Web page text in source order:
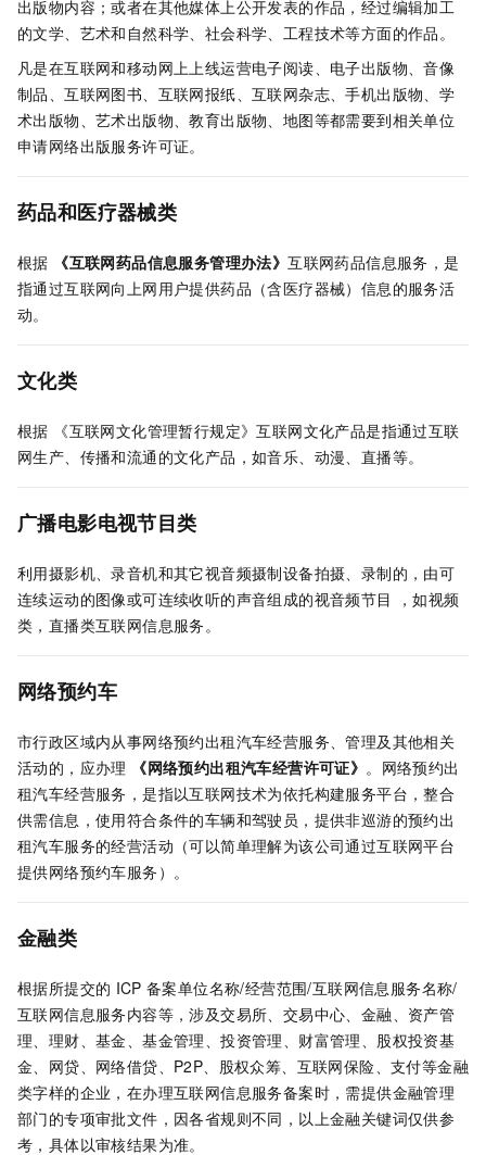
出版物内容；或者在其他媒体上公开发表的作品，经过编辑加工
的文学、艺术和自然科学、社会科学、工程技术等方面的作品。
凡是在互联网和移动网上上线运营电子阅读、电子出版物、音像
制品、互联网图书、互联网报纸、互联网杂志、手机出版物、学
术出版物、艺术出版物、教育出版物、地图等都需要到相关单位
申请网络出版服务许可证。
药品和医疗器械类
根据 《互联网药品信息服务管理办法》互联网药品信息服务，是
指通过互联网向上网用户提供药品（含医疗器械）信息的服务活
动。
文化类
根据 《互联网文化管理暂行规定》互联网文化产品是指通过互联
网生产、传播和流通的文化产品，如音乐、动漫、直播等。
广播电影电视节目类
利用摄影机、录音机和其它视音频摄制设备拍摄、录制的，由可
连续运动的图像或可连续收听的声音组成的视音频节目 ，如视频
类，直播类互联网信息服务。
网络预约车
市行政区域内从事网络预约出租汽车经营服务、管理及其他相关
活动的，应办理
《网络预约出租汽车经营许可证》 。网络预约出
租汽车经营服务，是指以互联网技术为依托构建服务平台，整合
供需信息，使用符合条件的车辆和驾驶员，提供非巡游的预约出
租汽车服务的经营活动（可以简单理解为该公司通过互联网平台
提供网络预约车服务）。
金融类
根据所提交的 ICP 备案单位名称/经营范围/互联网信息服务名称/
互联网信息服务内容等，涉及交易所、交易中心、金融、资产管
理、理财、基金、基金管理、投资管理、财富管理、股权投资基
金、网贷、网络借贷、P2P、股权众筹、互联网保险、支付等金融
类字样的企业，在办理互联网信息服务备案时，需提供金融管理
部门的专项审批文件，因各省规则不同，以上金融关键词仅供参
考，具体以审核结果为准。